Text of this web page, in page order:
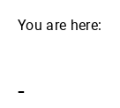
You are here:
-